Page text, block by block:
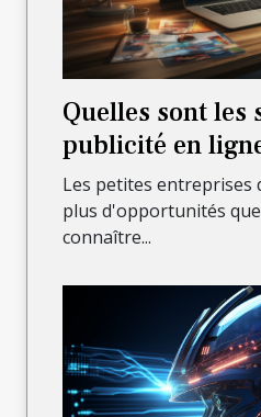
Quelles sont les
publicité en
efficaces pour
entreprises ?
Les petites
plus d'opportunités
connaître...